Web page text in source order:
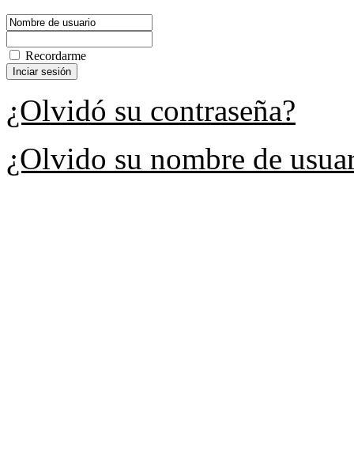
Recordarme
¿Olvidó su contraseña?
¿Olvido su nombre de